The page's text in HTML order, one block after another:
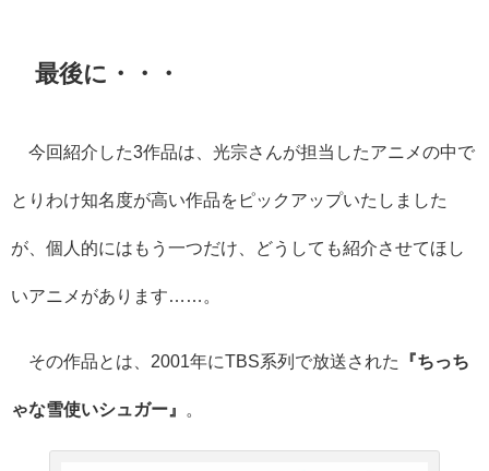
最後に・・・
今回紹介した3作品は、光宗さんが担当したアニメの中で
とりわけ知名度が高い作品をピックアップいたしました
が、個人的にはもう一つだけ、どうしても紹介させてほし
いアニメがあります……。
その作品とは、2001年にTBS系列で放送された 『ちっち
ゃな雪使いシュガー』 。